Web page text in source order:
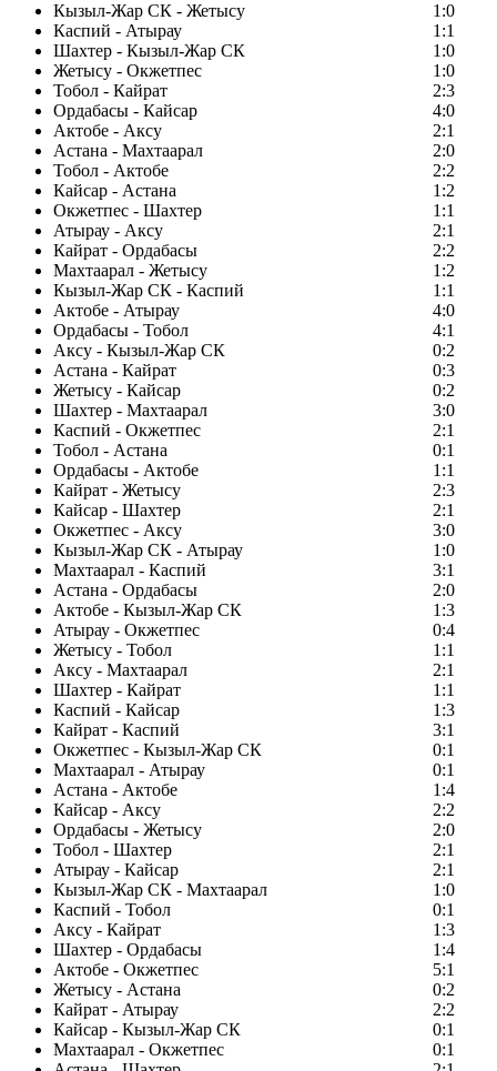
Кызыл-Жар СК - Жетысу
1:0
Каспий - Атырау
1:1
Шахтер - Кызыл-Жар СК
1:0
Жетысу - Окжетпес
1:0
Тобол - Кайрат
2:3
Ордабасы - Кайсар
4:0
Актобе - Аксу
2:1
Астана - Махтаарал
2:0
Тобол - Актобе
2:2
Кайсар - Астана
1:2
Окжетпес - Шахтер
1:1
Атырау - Аксу
2:1
Кайрат - Ордабасы
2:2
Махтаарал - Жетысу
1:2
Кызыл-Жар СК - Каспий
1:1
Актобе - Атырау
4:0
Ордабасы - Тобол
4:1
Аксу - Кызыл-Жар СК
0:2
Астана - Кайрат
0:3
Жетысу - Кайсар
0:2
Шахтер - Махтаарал
3:0
Каспий - Окжетпес
2:1
Тобол - Астана
0:1
Ордабасы - Актобе
1:1
Кайрат - Жетысу
2:3
Кайсар - Шахтер
2:1
Окжетпес - Аксу
3:0
Кызыл-Жар СК - Атырау
1:0
Махтаарал - Каспий
3:1
Астана - Ордабасы
2:0
Актобе - Кызыл-Жар СК
1:3
Атырау - Окжетпес
0:4
Жетысу - Тобол
1:1
Аксу - Махтаарал
2:1
Шахтер - Кайрат
1:1
Каспий - Кайсар
1:3
Кайрат - Каспий
3:1
Окжетпес - Кызыл-Жар СК
0:1
Махтаарал - Атырау
0:1
Астана - Актобе
1:4
Кайсар - Аксу
2:2
Ордабасы - Жетысу
2:0
Тобол - Шахтер
2:1
Атырау - Кайсар
2:1
Кызыл-Жар СК - Махтаарал
1:0
Каспий - Тобол
0:1
Аксу - Кайрат
1:3
Шахтер - Ордабасы
1:4
Актобе - Окжетпес
5:1
Жетысу - Астана
0:2
Кайрат - Атырау
2:2
Кайсар - Кызыл-Жар СК
0:1
Махтаарал - Окжетпес
0:1